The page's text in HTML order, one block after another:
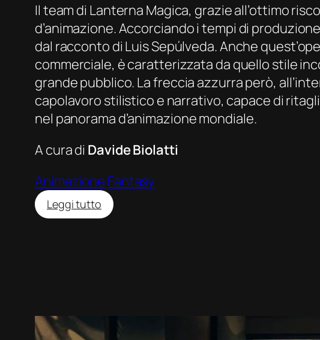
Il team di Lanterna Magica, grazie all’ottimo
d’animazione. Accorciando i tempi di
dal racconto di Luis Sepúlveda. Anche
commerciale, è caratterizzata da quello stile
grande pubblico. La freccia azzurraperò,
capolavoro stilistico e narrativo, capace di
nel panorama d’animazione mondiale.
A cura di Davide Biolatti
Animazione Fantasy
Leggi tutto:
La